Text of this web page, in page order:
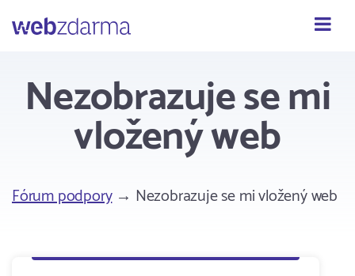
Webzdarma
Nezobrazuje se mi
vložený web
Fórum podpory→ Nezobrazuje se mi vložený web